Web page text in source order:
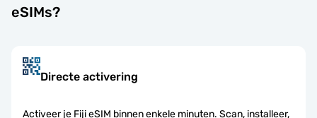
eSIMs?
Directe activering
Activeer je Fiji eSIM binnen enkele minuten. Scan, installeer,